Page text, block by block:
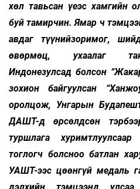
хөл тавьсан үеэс хамгийн
буй тамирчин. Ямар ч
авдаг түүнийзоримог,
өвөрмөц, ухаалаг
Индонезулсад болсон
зохион байгуулсан
оролцож, Унгарын
ДАШТ-д өрсөлдсөн
туршлага
тоглогч болсноо батлан
УАШТ-ээс цөөнгүй медаль